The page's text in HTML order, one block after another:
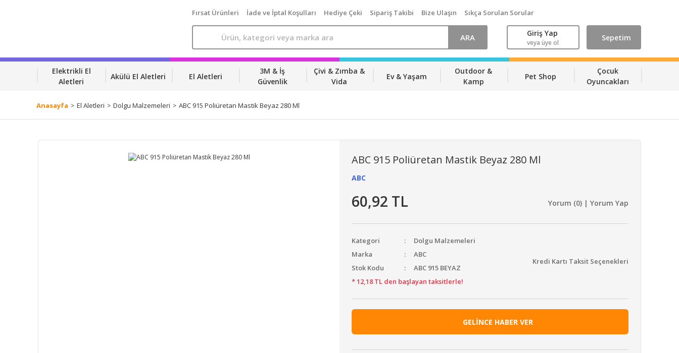
Fırsat Ürünleri İade ve İptal Koşulları Hediye Çeki Sipariş Takibi Bize Ulaşın Sıkça Sorulan Sorular
ARA Giriş Yap
veya üye ol
Sepetim
Elektrikli El
Aletleri
Akülü El Aletleri El Aletleri
3M & İş
Güvenlik
Çivi & Zımba &
Vida
Ev & Yaşam
Outdoor &
Kamp
Pet Shop
Çocuk
Oyuncakları
Anasayfa El Aletleri Dolgu Malzemeleri ABC 915 Poliüretan Mastik Beyaz 280 Ml
ABC 915 Poliüretan Mastik Beyaz 280 Ml
ABC
60,92 TL Yorum (0) | Yorum Yap
Kategori
Dolgu Malzemeleri
Marka
ABC
Stok Kodu
ABC 915 BEYAZ
* 12,18 TL den başlayan taksitlerle!
Kredi Kartı Taksit Seçenekleri
GELİNCE HABER VER